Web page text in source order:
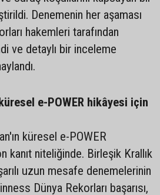
Denemenin her aşaması
hakemleri tarafından
ve detaylı bir inceleme
e-POWER hikâyesi için
küresel e-POWER
kanıt niteliğinde. Birleşik Krallık
uzun mesafe denemelerinin
Dünya Rekorları başarısı,